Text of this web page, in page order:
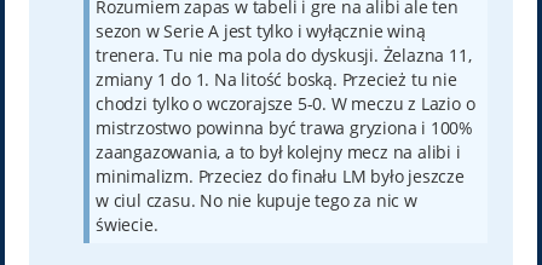
Rozumiem zapas w tabeli i gre na alibi ale ten
sezon w Serie A jest tylko i wyłącznie winą
trenera. Tu nie ma pola do dyskusji. Żelazna 11,
zmiany 1 do 1. Na litość boską. Przecież tu nie
chodzi tylko o wczorajsze 5-0. W meczu z Lazio o
mistrzostwo powinna być trawa gryziona i 100%
zaangazowania, a to był kolejny mecz na alibi i
minimalizm. Przeciez do finału LM było jeszcze
w ciul czasu. No nie kupuje tego za nic w
świecie.